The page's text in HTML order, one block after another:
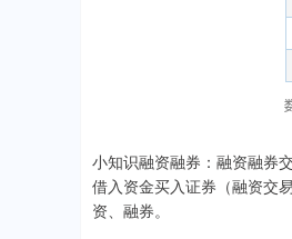
小知识融资融券：融资融券
借入资金买入证券（融资交
资、融券。